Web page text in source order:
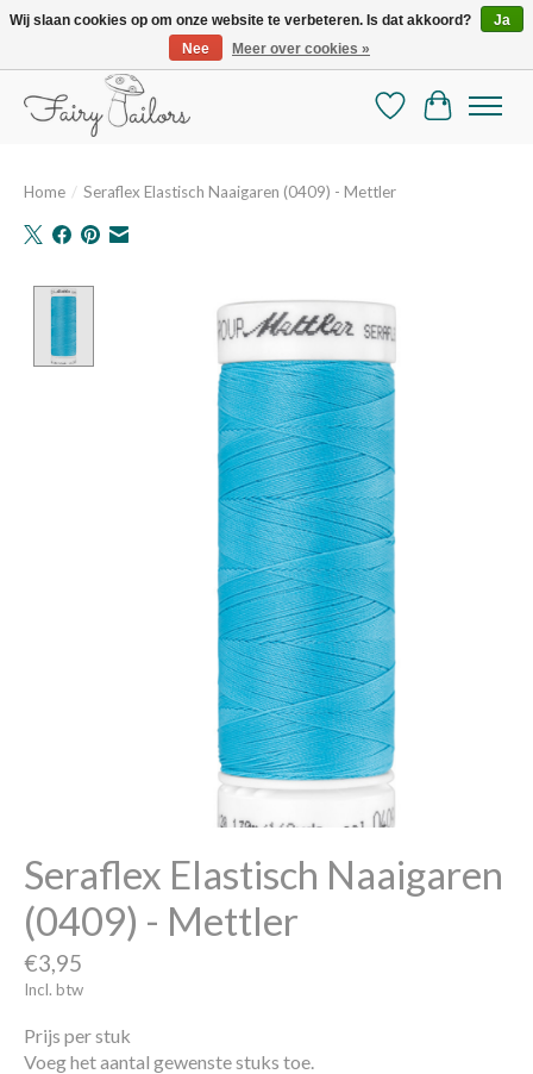
De mooiste online selectie stoffen en mercerie
Verlanglijst
Home / Seraflex Elastisch Naaigaren (0409) - Mettler
Product image slideshow Items
Seraflex Elastisch Naaigaren
(0409) - Mettler
€3,95
Incl. btw
Prijs per stuk
Voeg het aantal gewenste stuks toe.
Wij slaan cookies op om onze website te verbeteren. Is dat akkoord?
Ja
Nee
Meer over cookies »